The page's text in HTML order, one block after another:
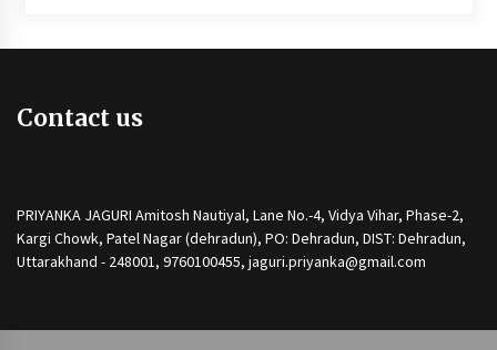
Contact us
PRIYANKA JAGURI Amitosh Nautiyal, Lane No.-4, Vidya Vihar, Phase-2,
Kargi Chowk, Patel Nagar (dehradun), PO: Dehradun, DIST: Dehradun,
Uttarakhand - 248001, 9760100455, jaguri.priyanka@gmail.com